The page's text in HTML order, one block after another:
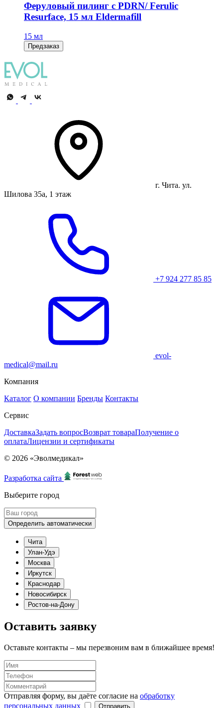
Феруловый пилинг с PDRN/ Ferulic
Resurface, 15 мл Eldermafill
15 мл
Предзаказ
г. Чита. ул.
Шилова 35а, 1 этаж
+7 924 277 85 85
evol-
medical@mail.ru
Компания
Каталог О компании Бренды Контакты
Сервис
ДоставкаЗадать вопросВозврат товараПолучение о
оплатаЛицензии и сертификаты
© 2026 «Эволмедикал»
Разработка сайта
Выберите город
Определить автоматически
Чита
Улан-Удэ
Москва
Иркутск
Краснодар
Новосибирск
Ростов-на-Дону
Оставить заявку
Оставьте контакты – мы перезвоним вам в ближайшее время!
Отправляя форму, вы даёте согласие на обработку
персональных данных
Отправить